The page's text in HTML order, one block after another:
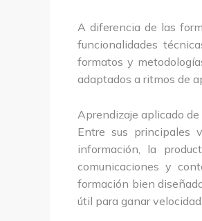
A diferencia de las
funcionalidades
formatos y
adaptados a ritmos de
Aprendizaje aplicado
Entre sus principales
información, la
comunicaciones y
formación bien
útil para ganar